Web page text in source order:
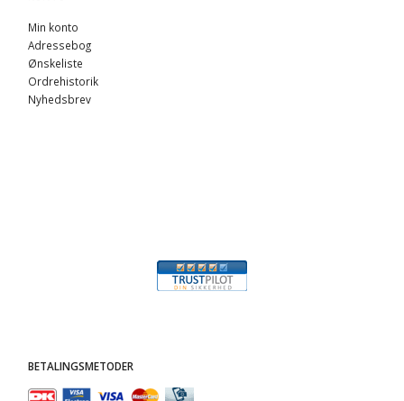
Min konto
Adressebog
Ønskeliste
Ordrehistorik
Nyhedsbrev
BETALINGSMETODER